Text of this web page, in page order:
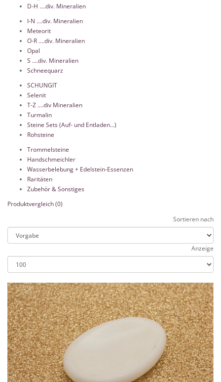
D-H ....div. Mineralien
I-N ....div. Mineralien
Meteorit
O-R ....div. Mineralien
Opal
S ....div. Mineralien
Schneequarz
SCHUNGIT
Selenit
T-Z ....div Mineralien
Turmalin
Steine Sets (Auf- und Entladen...)
Rohsteine
Trommelsteine
Handschmeichler
Wasserbelebung + Edelstein-Essenzen
Raritäten
Zubehör & Sonstiges
Produktvergleich (0)
Sortieren nach
Anzeige